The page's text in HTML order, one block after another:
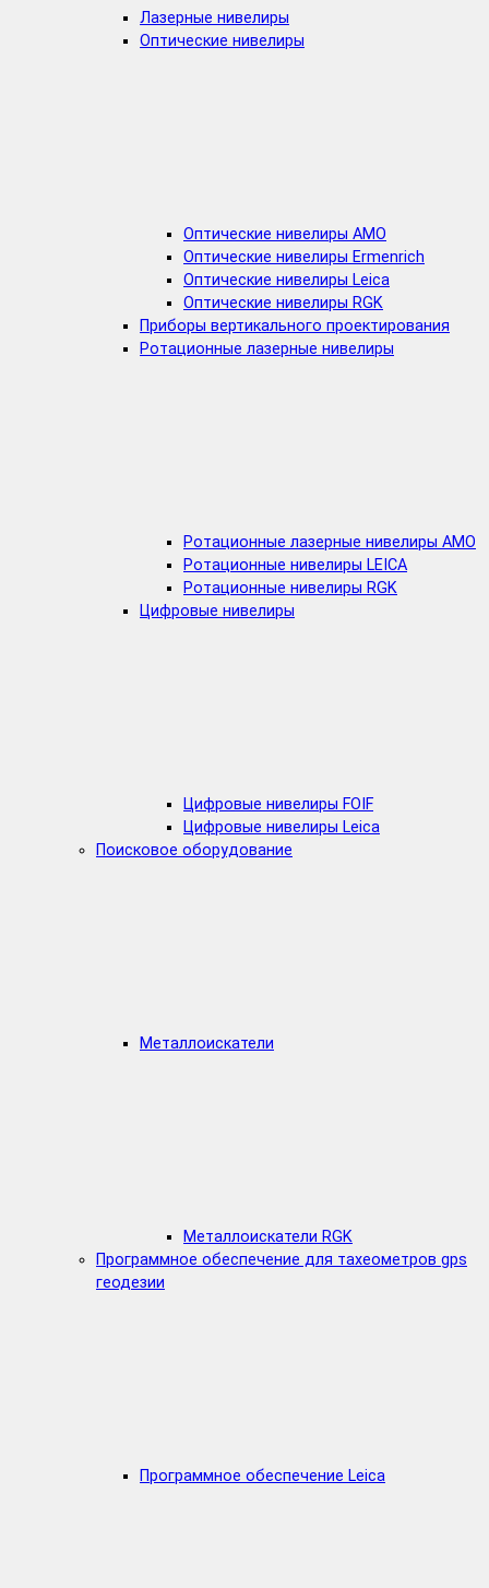
Лазерные нивелиры
Оптические нивелиры
Оптические нивелиры AMO
Оптические нивелиры Ermenrich
Оптические нивелиры Leica
Оптические нивелиры RGK
Приборы вертикального проектирования
Ротационные лазерные нивелиры
Ротационные лазерные нивелиры AMO
Ротационные нивелиры LEICA
Ротационные нивелиры RGK
Цифровые нивелиры
Цифровые нивелиры FOIF
Цифровые нивелиры Leica
Поисковое оборудование
Металлоискатели
Металлоискатели RGK
Программное обеспечение для тахеометров gps
геодезии
Программное обеспечение Leica